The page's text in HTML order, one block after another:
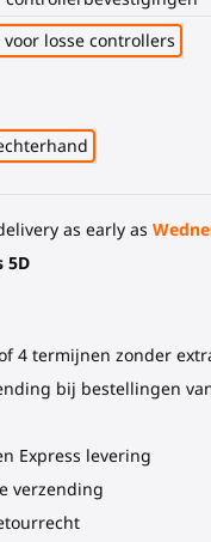
losse controllers
as early as
5D
4 termijnen zonder
bij bestellingen
Express levering
verzending